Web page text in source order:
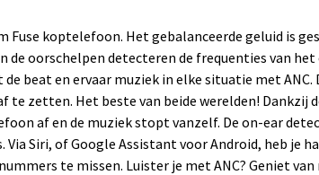
Fuse koptelefoon. Het gebalanceerde geluid is
de oorschelpen detecteren de frequenties van
beat en ervaar muziek in elke situatie met
zetten. Het beste van beide werelden!
af en de muziek stopt vanzelf. De on-ear
Siri, of Google Assistant voor Android, heb je
te missen. Luister je met ANC? Geniet